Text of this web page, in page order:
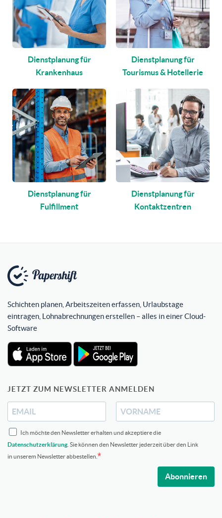
Dienstplanung für
Krankenhaus
Dienstplanung für
Tourismus & Hotellerie
Dienstplanung für
Fulfillment
Dienstplanung für
Kontaktzentren
Schichten planen, Arbeitszeiten erfassen, Urlaubstage
eintragen, Lohnabrechnungen erstellen – alles in einer Cloud-
Software
JETZT ZUM NEWSLETTER ANMELDEN
Ich möchte den Newsletter erhalten und akzeptiere die
Datenschutzerklärung . Sie können den Newsletter jederzeit über den Link
in unserem Newsletter abbestellen.
Abonnieren